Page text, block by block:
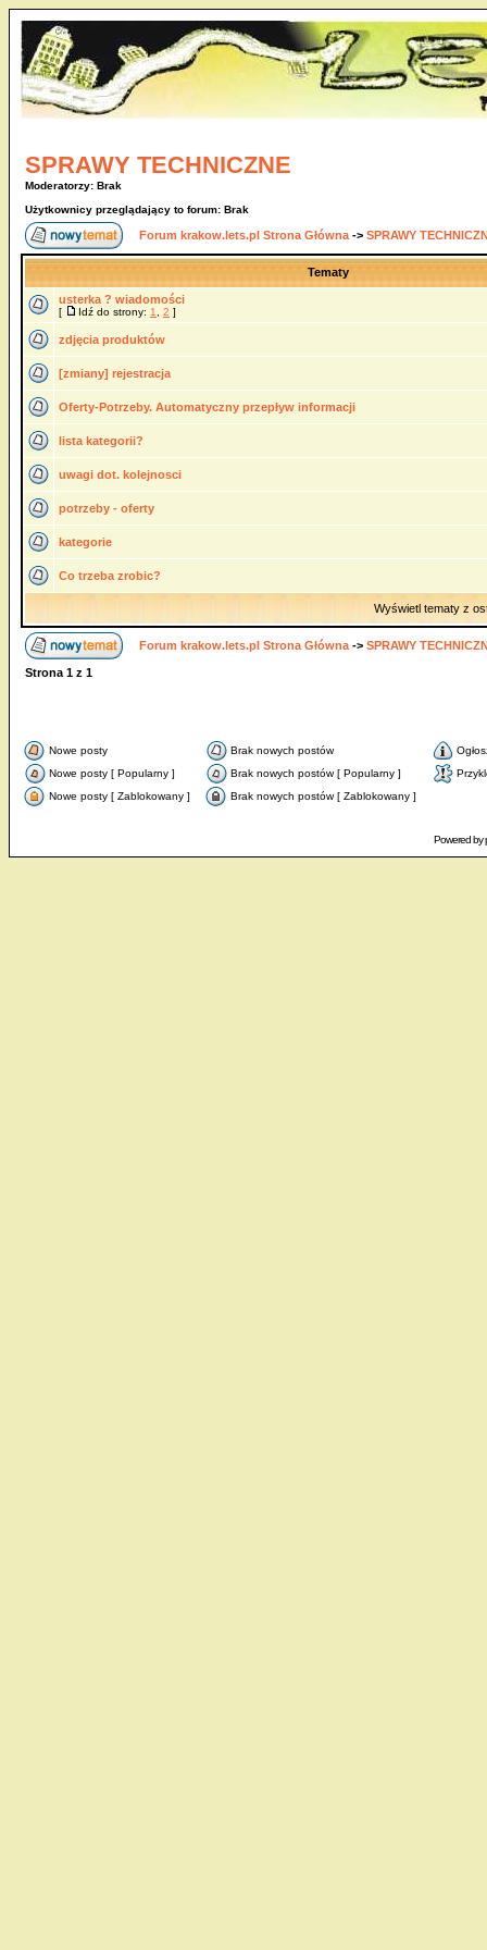
SPRAWY TECHNICZNE
Moderatorzy: Brak
Użytkownicy przeglądający to forum: Brak
Forum krakow.lets.pl Strona Główna -> SPRAWY
Tematy
usterka ? wiadomości
[ Idź do strony: 1 2 ]
zdjęcia produktów
[zmiany] rejestracja
Oferty-Potrzeby. Automatyczny przepływ informacji
lista kategorii?
uwagi dot. kolejnosci
potrzeby - oferty
kategorie
Co trzeba zrobic?
Wyświetl tematy z
Forum krakow.lets.pl Strona Główna -> SPRAWY
Strona 1 z 1
Nowe posty Brak nowych postów
Nowe posty [ Popularny ]
Brak nowych postów [ Popularny ]
Nowe posty [ Zablokowany ]
Brak nowych postów [ Zablokowany ]
Powered by